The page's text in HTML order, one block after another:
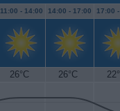
11:00 - 14:00 14:00 - 17:00 17:00
26°C 26°C